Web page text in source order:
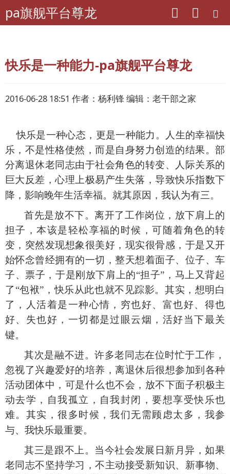
pa旗舰平台尊龙
pa旗舰平台尊龙 老年期刊联盟
快乐是一种能力-pa旗舰平台尊龙
2016-06-28 18:51 作者：杨利锋 编辑：老干部之家
快乐是一种心态， 更是一种能力。人生的幸福快
乐，不是性格使然，而是自身努力创造的结果。部
分离退休老同志由于社会角色的转变、人际关系的
巨大反差，心理上极易产生失落，导致快乐指数下
降，影响晚年生活幸福。就其原因，我认为有三。
首先是放不下。离开了工作岗位，放下肩上的
担子，本该是轻松享福的时候，可随着角色的转
变，突然发现想象很美好，现实很骨感，于是又开
始怀念曾经拥有的一切，整天想着面子、位子、车
子、票子，于是刚放下肩上的“担子”，马上又背起
了“包袱”，快乐从此也就不见踪影。其实，想明白
了，人活着是一种心情，穷也好、富也好、得也
好、失也好，一切都是过眼云烟，活好当下最关
键。
其次是融不进。许多老同志在位时忙于工作，
忽视了兴趣爱好的培养，离退休后很想参加到各种
活动团体中，可是什么也不会，放不下面子积极主
动去学，自我孤立，自我封闭，要想享受快乐也
难。其实，很多时候，我们无需顾虑太多，我参
与、我快乐最重要。
其三是跟不上。当今社会发展日新月异，如果
老同志不坚持学习，不主动接受新知识、新事物、